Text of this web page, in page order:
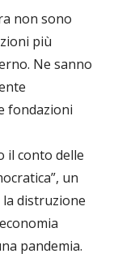
non sono
più
Ne sanno
fondazioni
il conto delle
un
distruzione
pandemia.